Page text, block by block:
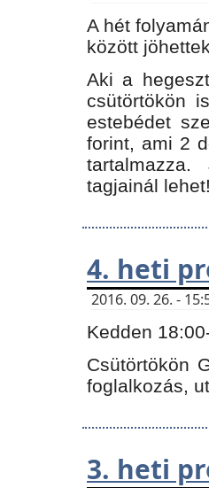
A hét
között
Aki a
csütörtökön
estebédet
forint, ami 2
tartalmazza.
tagjainál
4. heti
2016. 09. 26. -
Kedden
Csütörtökön
foglalkozás,
3. heti